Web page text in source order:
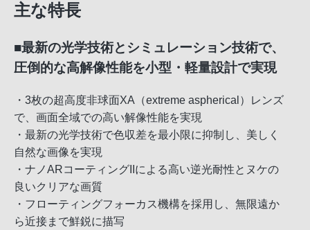
主な特長
■最新の光学技術とシミュレーション技術で、
圧倒的な高解像性能を小型・軽量設計で実現
・3枚の超高度非球面XA（extreme aspherical）レンズ
で、画面全域での高い解像性能を実現
・最新の光学技術で色収差を最小限に抑制し、美しく
自然な画像を実現
・ナノARコーティングIIによる高い逆光耐性とヌケの
良いクリアな画質
・フローティングフォーカス機構を採用し、無限遠か
ら近接まで鮮鋭に描写